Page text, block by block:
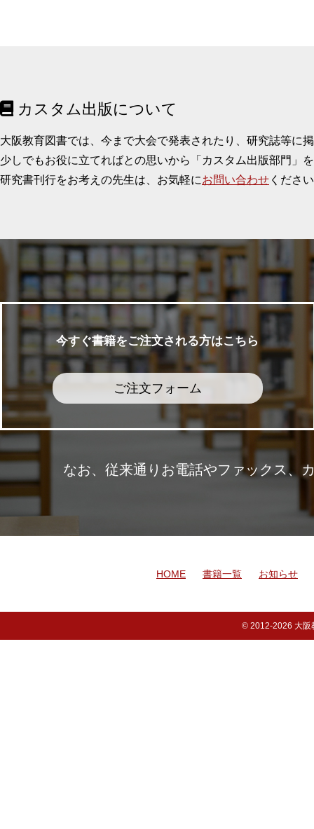
カスタム出版について
大阪教育図書では、今まで大会で発表されたり、研究誌等に
少しでもお役に立てればとの思いから「カスタム出版部門」
研究書刊行をお考えの先生は、お気軽にお問い合わせ くださ
今すぐ書籍をご注文される方はこちら
ご注文フォーム
なお、従来通りお電話やファックス、
HOME 書籍一覧 お知らせ
© 2012-2026 大阪